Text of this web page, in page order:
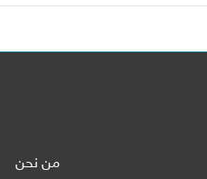
من نحن